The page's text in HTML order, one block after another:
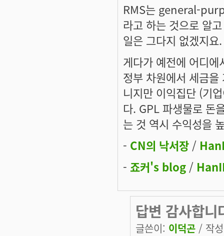
RMS는 general-
라고 하는 것으로 알
일은 그다지 없겠지요.
게다가 예전에 어디
정부 차원에서 세금
니지만 이익집단 (기
다. GPL 파생물로 돈
는 것 역시 수익성을
- CN의 낙서장 /
- 죠커's blog /
답변 감사합
글쓴이: 이덕곤 / 작